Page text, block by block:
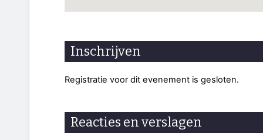
Inschrijven
Registratie voor dit evenement is gesloten.
Reacties en verslagen